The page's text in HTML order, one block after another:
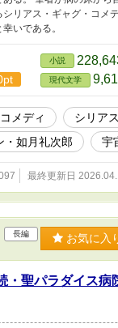
シリアス・ギャグ・コメ
いである。
小説
現代文学
コメディ
シリアス
・如月礼次郎
宇
最終更新日
長編 お気に入
・聖パラダイス